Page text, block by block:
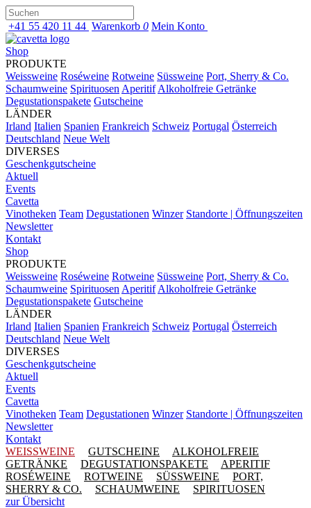
+41 55 420 11 44 Warenkorb 0 Mein Konto
Shop
PRODUKTE
Weissweine Roséweine Rotweine Süssweine Port, Sherry & Co.
Schaumweine Spirituosen Aperitif Alkoholfreie Getränke
Degustationspakete Gutscheine
LÄNDER
Irland Italien Spanien Frankreich Schweiz Portugal Österreich
Deutschland Neue Welt
DIVERSES
Geschenkgutscheine
Aktuell
Events
Cavetta
Vinotheken Team Degustationen Winzer Standorte | Öffnungszeiten
Newsletter
Kontakt
Shop
PRODUKTE
Weissweine Roséweine Rotweine Süssweine Port, Sherry & Co.
Schaumweine Spirituosen Aperitif Alkoholfreie Getränke
Degustationspakete Gutscheine
LÄNDER
Irland Italien Spanien Frankreich Schweiz Portugal Österreich
Deutschland Neue Welt
DIVERSES
Geschenkgutscheine
Aktuell
Events
Cavetta
Vinotheken Team Degustationen Winzer Standorte | Öffnungszeiten
Newsletter
Kontakt
WEISSWEINE
GUTSCHEINE
ALKOHOLFREIE
GETRÄNKE
DEGUSTATIONSPAKETE
APERITIF
ROSÉWEINE
ROTWEINE SÜSSWEINE
PORT,
SHERRY & CO.
SCHAUMWEINE
SPIRITUOSEN
zur Übersicht